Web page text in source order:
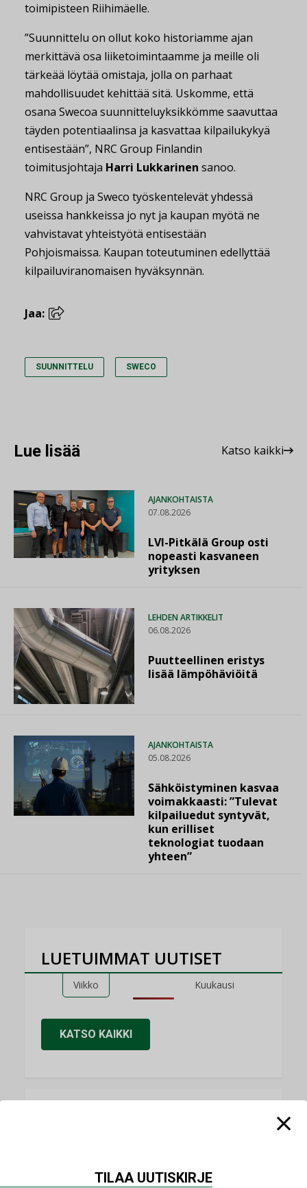
toimipisteen Riihimäelle.
”Suunnittelu on ollut koko historiamme ajan
merkittävä osa liiketoimintaamme ja meille oli
tärkeää löytää omistaja, jolla on parhaat
mahdollisuudet kehittää sitä. Uskomme, että
osana Swecoa suunnitteluyksikkömme saavuttaa
täyden potentiaalinsa ja kasvattaa kilpailukykyä
entisestään”, NRC Group Finlandin
toimitusjohtaja Harri Lukkarinen sanoo.
NRC Group ja Sweco työskentelevät yhdessä
useissa hankkeissa jo nyt ja kaupan myötä ne
vahvistavat yhteistyötä entisestään
Pohjoismaissa. Kaupan toteutuminen edellyttää
kilpailuviranomaisen hyväksynnän.
Jaa:
SUUNNITTELU SWECO
Lue lisää Katso kaikki
AJANKOHTAISTA
07.08.2026
LVI-Pitkälä Group osti
nopeasti kasvaneen
yrityksen
LEHDEN ARTIKKELIT
06.08.2026
Puutteellinen eristys
lisää lämpöhäviöitä
AJANKOHTAISTA
05.08.2026
Sähköistyminen kasvaa
voimakkaasti: ”Tulevat
kilpailuedut syntyvät,
kun erilliset
teknologiat tuodaan
yhteen”
LUETUIMMAT UUTISET
Viikko Kuukausi
KATSO KAIKKI
käyttöön kiinteistöissä
TILAA UUTISKIRJE